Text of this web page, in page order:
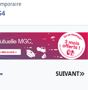
SUIVANT